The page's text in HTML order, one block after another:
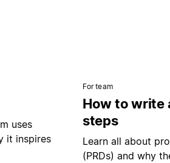
uses
it inspires
For team
How to write
steps
Learn all about
(PRDs) and why